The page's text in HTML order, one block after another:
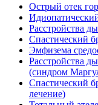
Острый отек
Расстройства
Спастический
Эмфизема
Расстройства
(синдром
Спастический
лечение)